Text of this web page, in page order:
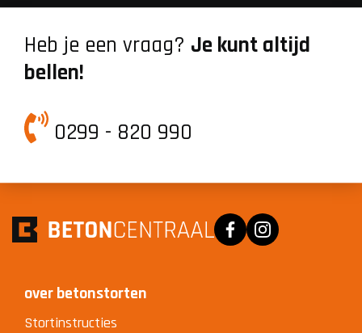
Heb je een vraag? Je kunt altijd
bellen!
0299 - 820 990
FacebookInstagram
over betonstorten
Stortinstructies